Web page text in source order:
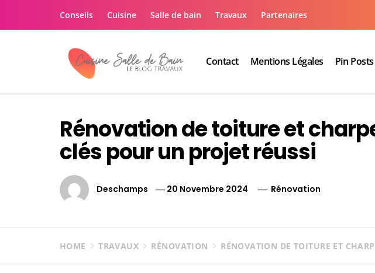
Conseils Cuisine Salle de bain Travaux Partenaires
Contact Mentions Légales Pin Posts
Rénovation de toiture et
clés pour un projet réussi
Deschamps 20 Novembre 2024 Rénovation
HOME TRAVAUX RÉNOVATION RÉNOVATION DE TOITURE ET